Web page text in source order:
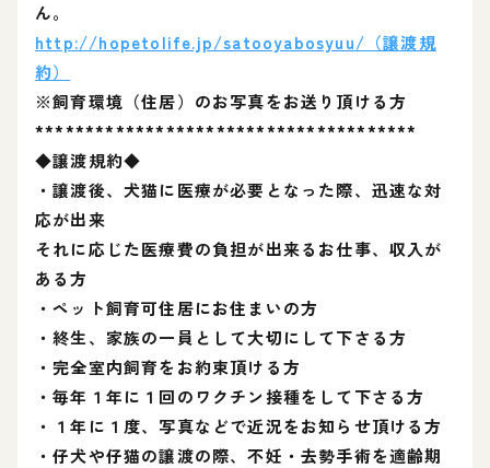
ん。
http://hopetolife.jp/satooyabosyuu/（譲渡規
約）
※飼育環境（住居）のお写真をお送り頂ける方
**************************************
◆譲渡規約◆
・譲渡後、犬猫に医療が必要となった際、迅速な対
応が出来
それに応じた医療費の負担が出来るお仕事、収入が
ある方
・ペット飼育可住居にお住まいの方
・終生、家族の一員として大切にして下さる方
・完全室内飼育をお約束頂ける方
・毎年１年に１回のワクチン接種をして下さる方
・１年に１度、写真などで近況をお知らせ頂ける方
・仔犬や仔猫の譲渡の際、不妊・去勢手術を適齢期